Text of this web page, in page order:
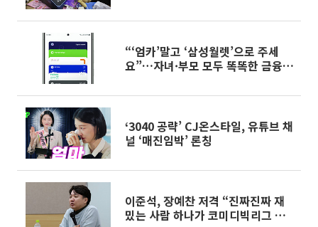
“‘엄카’말고 ‘삼성월렛’으로 주세
요”…자녀·부모 모두 똑똑한 금융
‘3040 공략’ CJ온스타일, 유튜브 채
널 ‘매진임박’ 론칭
이준석, 장예찬 저격 “진짜진짜 재
밌는 사람 하나가 코미디빅리그 만